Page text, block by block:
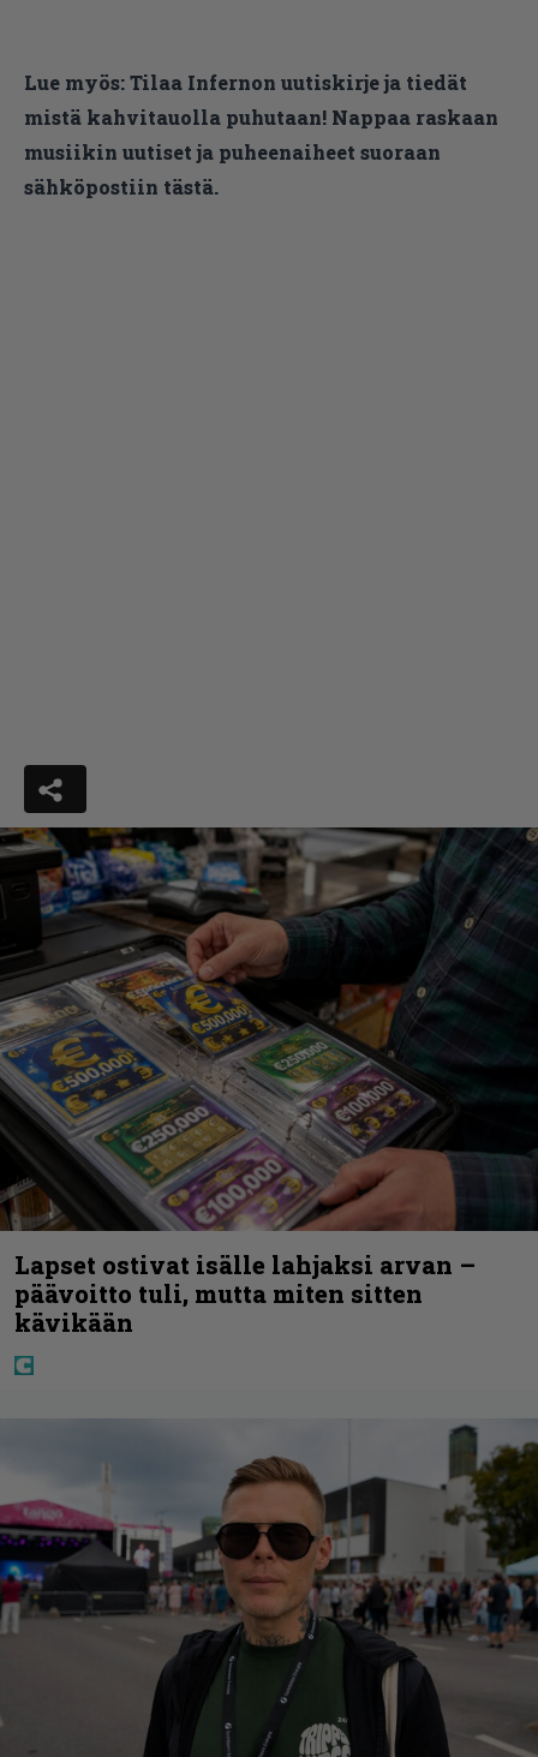
Lue myös:Tilaa Infernon uutiskirje ja tiedät
mistä kahvitauolla puhutaan! Nappaa raskaan
musiikin uutiset ja puheenaiheet suoraan
sähköpostiin tästä.
Lapset ostivat isälle lahjaksi arvan –
päävoitto tuli, mutta miten sitten
kävikään